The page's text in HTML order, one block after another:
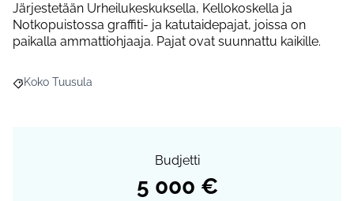
Järjestetään Urheilukeskuksella, Kellokoskella ja
Notkopuistossa graffiti- ja katutaidepajat, joissa on
paikalla ammattiohjaaja. Pajat ovat suunnattu kaikille.
Rajaa tulokset aihepiirin mukaan: Koko Tuusula
Koko Tuusula
Budjetti
5 000 €